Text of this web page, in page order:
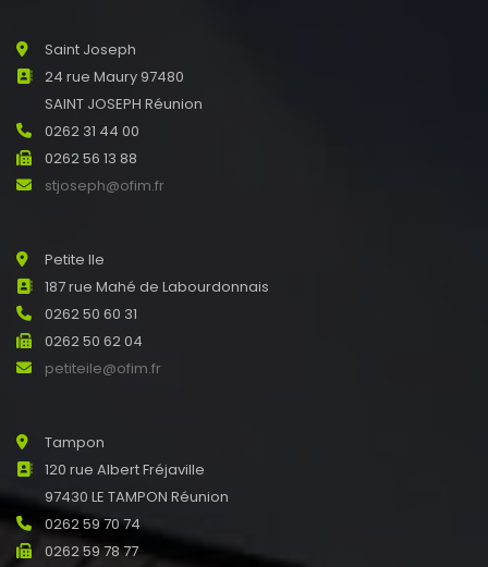
Saint Joseph
24 rue Maury 97480
SAINT JOSEPH Réunion
0262 31 44 00
0262 56 13 88
stjoseph@ofim.fr
Petite Ile
187 rue Mahé de Labourdonnais
0262 50 60 31
0262 50 62 04
petiteile@ofim.fr
Tampon
120 rue Albert Fréjaville
97430 LE TAMPON Réunion
0262 59 70 74
0262 59 78 77